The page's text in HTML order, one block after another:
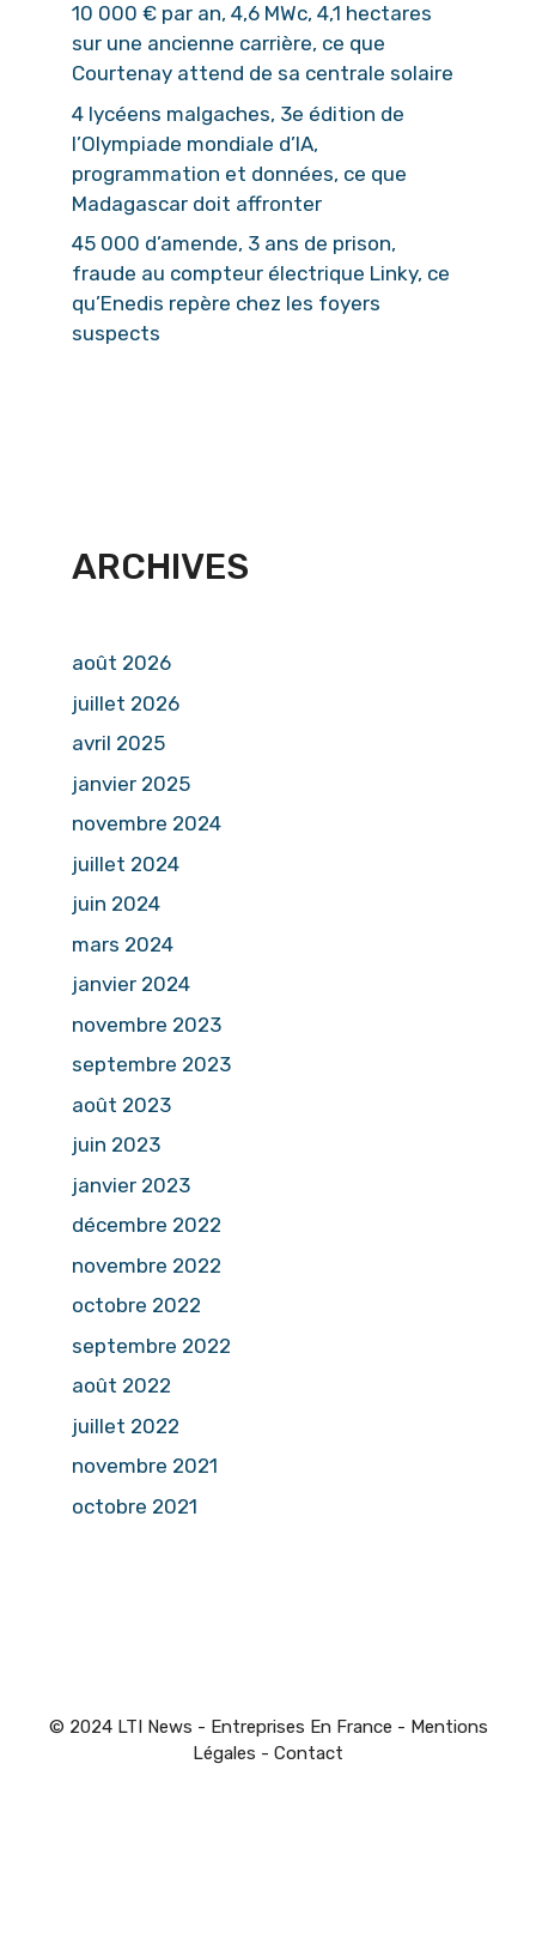
10 000 € par an, 4,6 MWc, 4,1 hectares
sur une ancienne carrière, ce que
Courtenay attend de sa centrale solaire
4 lycéens malgaches, 3e édition de
l’Olympiade mondiale d’IA,
programmation et données, ce que
Madagascar doit affronter
45 000 d’amende, 3 ans de prison,
fraude au compteur électrique Linky, ce
qu’Enedis repère chez les foyers
suspects
ARCHIVES
août 2026
juillet 2026
avril 2025
janvier 2025
novembre 2024
juillet 2024
juin 2024
mars 2024
janvier 2024
novembre 2023
septembre 2023
août 2023
juin 2023
janvier 2023
décembre 2022
novembre 2022
octobre 2022
septembre 2022
août 2022
juillet 2022
novembre 2021
octobre 2021
© 2024 LTI News - Entreprises En France - Mentions
Légales - Contact